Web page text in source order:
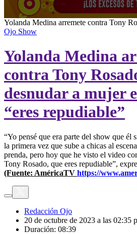
0
seconds
of
minutes,
39
seconds
Yolanda Medina arremete contra Tony
Ojo Show
Yolanda Medina
contra Tony
desnudar a mujer
“eres repudiable”
“Yo pensé que era parte del show que él
la primera vez que sube a chicas al
prenda, pero hoy que he visto el video
Tony Rosado, que eres repudiable”,
(Fuente: AméricaTV https://
Redacción Ojo
20 de octubre de 2023 a las 02:35
Duración: 08:39